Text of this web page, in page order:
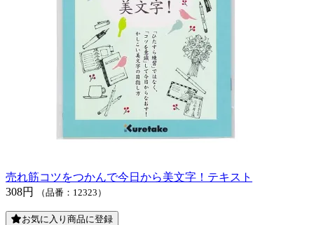
売れ筋コツをつかんで今日から美文字！テキスト
308円
（品番：12323）
お気に入り商品に登録